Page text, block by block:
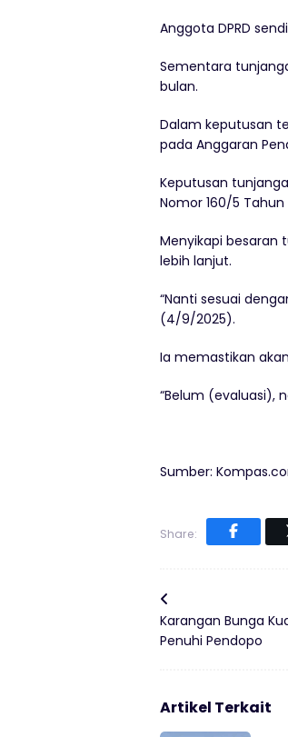
Anggota DPRD
Sementara
bulan.
Dalam keputusan
pada Anggaran
Keputusan
Nomor 160/5
Menyikapi besaran
lebih lanjut.
“Nanti sesuai
(4/9/2025).
Ia memastikan
“Belum (evaluasi),
Sumber:
Share:
Karangan Bunga
Penuhi Pendopo
Artikel Terkait